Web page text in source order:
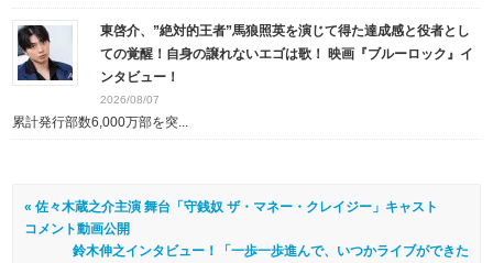
東啓介、”絶対的王者”馬狼照英を演じて得た達成感と役者とし
ての覚醒！自身の譲れないエゴは歌！ 映画『ブルーロック』イ
ンタビュー！
2026/08/07
累計発行部数6,000万部を突...
« 佐々木蔵之介主演 舞台「守銭奴 ザ・マネー・クレイジー」キャスト
コメント動画公開
鈴木伸之インタビュー！「一歩一歩進んで、いつかライブができた